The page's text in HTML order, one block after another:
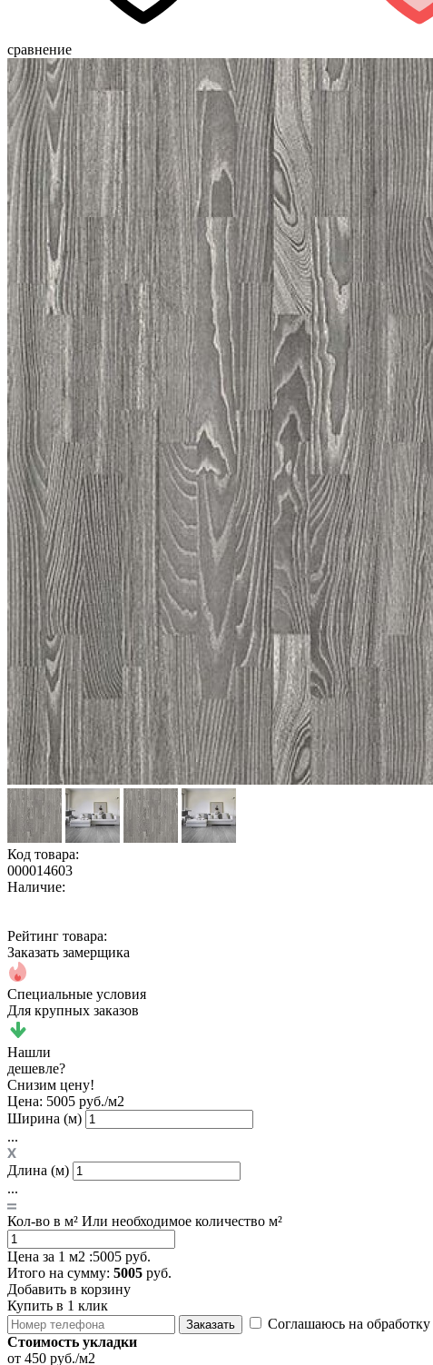
сравнение
Код товара:
000014603
Наличие:
Рейтинг товара:
Заказать замерщика
Специальные условия
Для крупных заказов
Нашли
дешевле?
Снизим цену!
Цена: 5005 руб./м2
Ширина (м)
...
Длина (м)
...
Кол-во в м² Или необходимое количество м²
Цена за 1 м2 :5005 руб.
Итого на сумму: 5005 руб.
Добавить в корзину
Купить в 1 клик
Заказать Соглашаюсь на обработку
Стоимость укладки
от 450 руб./м2